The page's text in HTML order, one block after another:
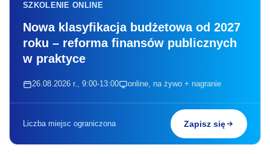
SZKOLENIE ONLINE
Nowa klasyfikacja budżetowa od 2027
roku – reforma finansów publicznych
w praktyce
26.08.2026 r., 9:00-13:00 online, na żywo + nagranie
Liczba miejsc ograniczona Zapisz się